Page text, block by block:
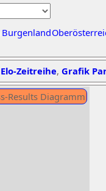
Burgenland
Zeitreihe, Grafik